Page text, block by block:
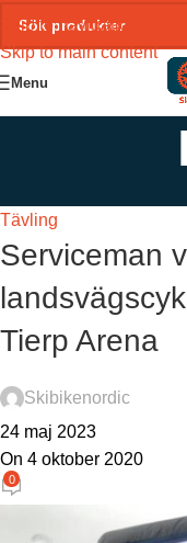
Skip to navigation
Skip to main content
Menu
Tävling
Serviceman
Tierp Arena
Skibikenordic
24 maj 2023
On 4 oktober 2020
0